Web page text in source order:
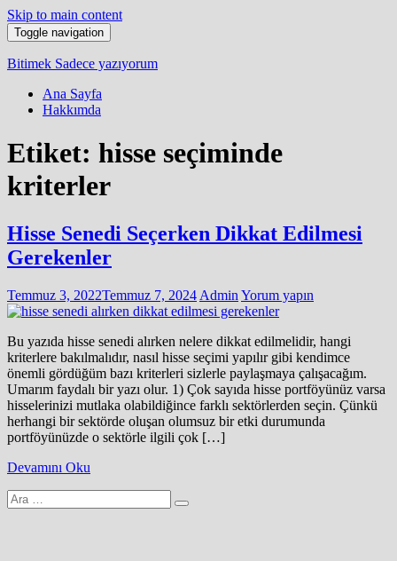
Skip to main content
Toggle navigation
Bitimek Sadece yazıyorum
Ana Sayfa
Hakkımda
Etiket: hisse seçiminde
kriterler
Hisse Senedi Seçerken Dikkat Edilmesi
Gerekenler
Temmuz 3, 2022Temmuz 7, 2024 Admin Yorum yapın
Bu yazıda hisse senedi alırken nelere dikkat edilmelidir, hangi
kriterlere bakılmalıdır, nasıl hisse seçimi yapılır gibi kendimce
önemli gördüğüm bazı kriterleri sizlerle paylaşmaya çalışacağım.
Umarım faydalı bir yazı olur. 1) Çok sayıda hisse portföyünüz varsa
hisselerinizi mutlaka olabildiğince farklı sektörlerden seçin. Çünkü
herhangi bir sektörde oluşan olumsuz bir etki durumunda
portföyünüzde o sektörle ilgili çok […]
Devamını Oku
Arama
yap: